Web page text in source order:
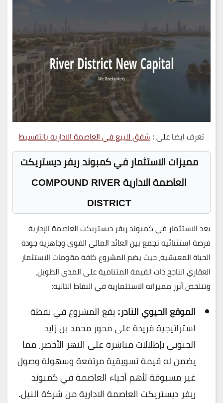
تعرف ايضا علي :شقق للبيع في العاصمة الادارية بالتقسيط
مميزات الاستثمار في كمبوند ريفر ديستريكت
العاصمة الادارية COMPOUND RIVER
DISTRICT
يعد الاستثمار فيكمبوند ريفر ديستريكت العاصمة الإدارية
فرصة استثنائية تجمع بين العائد المالي القوي وجاهزية جودة
الحياة المعيشية، حيث يضم المشروع كافة مقومات الاستثمار
العقاري الناجح ذات القيمة المتنامية على المدى الطويل،
وتتلخص أبرز مميزاته الاستثمارية في النقاط التالية:
الموقع الحيوي النادر:يقع المشروع في نقطة
استراتيجية فريدة على محور محمد بن زايد
الجنوبي بإطلالات مباشرة على النهر الأخضر، مما
يضمن له قيمة تسويقية مرتفعة وسهولة وصول
غير مسبوقة لأهم أحياء العاصمة في كمبوند
ريفر ديستريكت العاصمة الادارية من شركة النيل.